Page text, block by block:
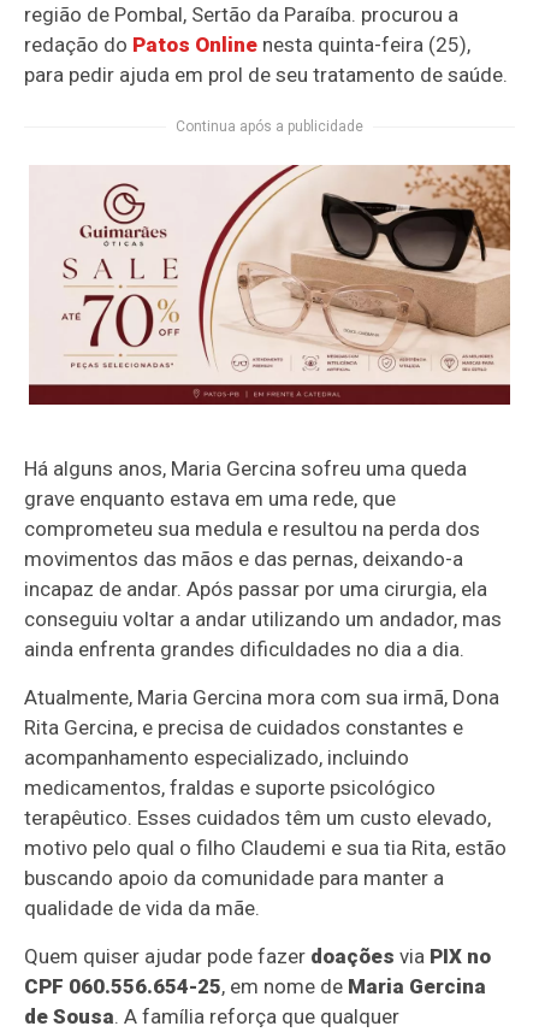
região de Pombal, Sertão da Paraíba. procurou a
redação do Patos Online nesta quinta-feira (25),
para pedir ajuda em prol de seu tratamento de saúde.
Continua após a publicidade
Há alguns anos, Maria Gercina sofreu uma queda
grave enquanto estava em uma rede, que
comprometeu sua medula e resultou na perda dos
movimentos das mãos e das pernas, deixando-a
incapaz de andar. Após passar por uma cirurgia, ela
conseguiu voltar a andar utilizando um andador, mas
ainda enfrenta grandes dificuldades no dia a dia.
Atualmente, Maria Gercina mora com sua irmã, Dona
Rita Gercina, e precisa de cuidados constantes e
acompanhamento especializado, incluindo
medicamentos, fraldas e suporte psicológico
terapêutico. Esses cuidados têm um custo elevado,
motivo pelo qual o filho Claudemi e sua tia Rita, estão
buscando apoio da comunidade para manter a
qualidade de vida da mãe.
Quem quiser ajudar pode fazer doações via PIX no
CPF 060.556.654-25, em nome de Maria Gercina
de Sousa. A família reforça que qualquer